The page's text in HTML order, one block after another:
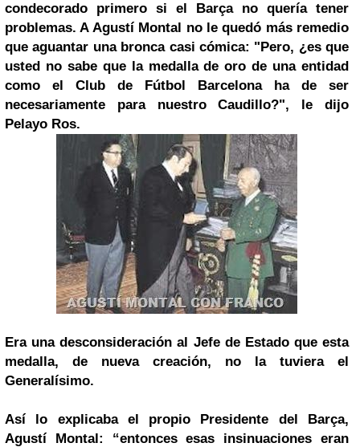
condecorado primero si el Barça no quería tener
problemas. A Agustí Montal no le quedó más remedio
que aguantar una bronca casi cómica: "Pero, ¿es que
usted no sabe que la medalla de oro de una entidad
como el Club de Fútbol Barcelona ha de ser
necesariamente para nuestro Caudillo?", le dijo
Pelayo Ros.
Era una desconsideración al Jefe de Estado que esta
medalla, de nueva creación, no la tuviera el
Generalísimo.
Así lo explicaba el propio Presidente del Barça,
Agustí Montal: “entonces esas insinuaciones eran